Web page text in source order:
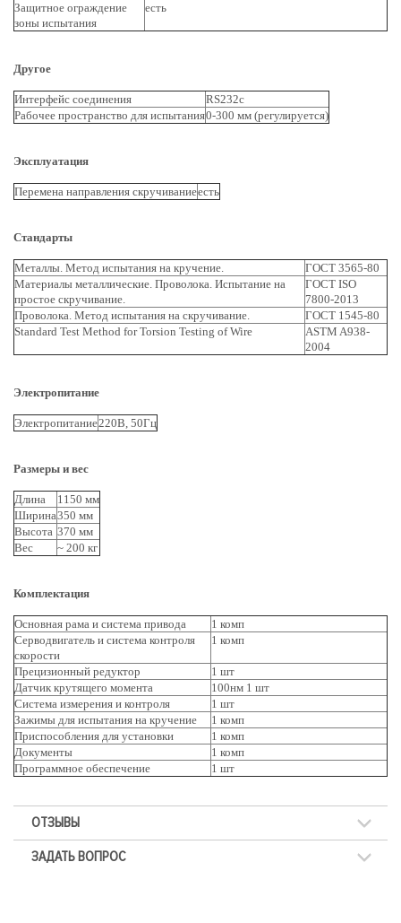
Защитное ограждение
зоны испытания
есть
Другое
Интерфейс соединения
RS232c
Рабочее пространство для испытания0-300 мм (регулируется)
Эксплуатация
Перемена направления скручиваниеесть
Стандарты
Металлы. Метод испытания на кручение.
ГОСТ 3565-80
Материалы металлические. Проволока. Испытание на
простое скручивание.
ГОСТ ISO
7800-2013
Проволока. Метод испытания на скручивание.
ГОСТ 1545-80
Standard Test Method for Torsion Testing of Wire
ASTM A938-
2004
Электропитание
Электропитание220В, 50Гц
Размеры и вес
Длина
1150 мм
Ширина350 мм
Высота 370 мм
Вес
~ 200 кг
Комплектация
Основная рама и система привода
1 комп
Серводвигатель и система контроля
скорости
1 комп
Прецизионный редуктор
1 шт
Датчик крутящего момента
100нм 1 шт
Система измерения и контроля
1 шт
Зажимы для испытания на кручение
1 комп
Приспособления для установки
1 комп
Документы
1 комп
Программное обеспечение
1 шт
ОТЗЫВЫ
ЗАДАТЬ ВОПРОС